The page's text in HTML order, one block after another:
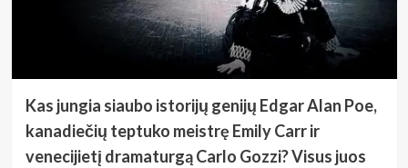
Kas jungia siaubo istorijų genijų Edgar Alan Poe,
kanadiečių teptuko meistrę Emily Carr ir
venecijietį dramaturgą Carlo Gozzi? Visus juos